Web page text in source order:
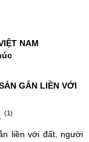
NAM
GẮN LIỀN VỚI
(1)
liền với đất, người